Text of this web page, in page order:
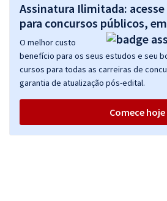
Assinatura Ilimitada:
para concursos públicos,
O melhor custo
benefício para os seus estudos e seu
cursos para todas as carreiras de
garantia de atualização pós-edital.
Comece hoje